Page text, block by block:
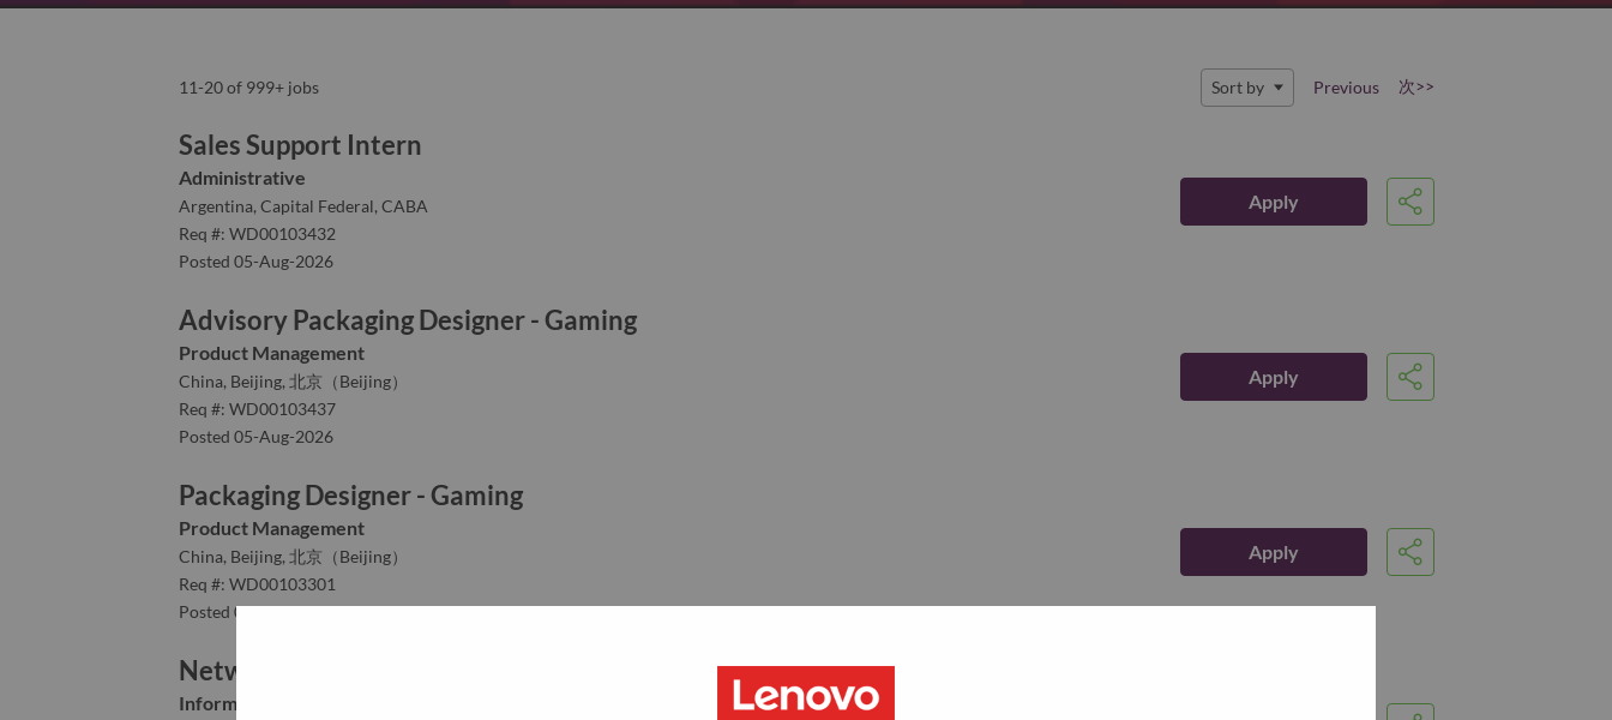
11-20 of 999+ jobs Sort by Previous 次>>
Sales Support Intern
Administrative
Argentina, Capital Federal, CABA
Req #: WD00103432
Posted 05-Aug-2026
Apply Share
Advisory Packaging Designer - Gaming
Product Management
China, Beijing, 北京（Beijing）
Req #: WD00103437
Posted 05-Aug-2026
Apply Share
Packaging Designer - Gaming
Product Management
China, Beijing, 北京（Beijing）
Req #: WD00103301
Posted 05-Aug-2026
Apply Share
Network Management SME
Information Technology